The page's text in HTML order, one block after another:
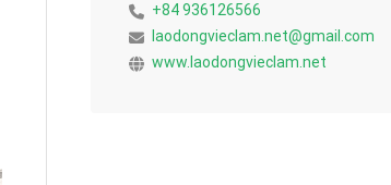
+84 936126566
laodongvieclam.net@gmail.com
www.laodongvieclam.net